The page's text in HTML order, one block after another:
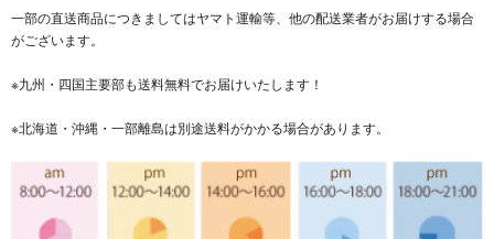
一部の直送商品につきましてはヤマト運輸等、他の配送業者がお届けする場合
がございます。
※九州・四国主要部も送料無料でお届けいたします！
※北海道・沖縄・一部離島は別途送料がかかる場合があります。